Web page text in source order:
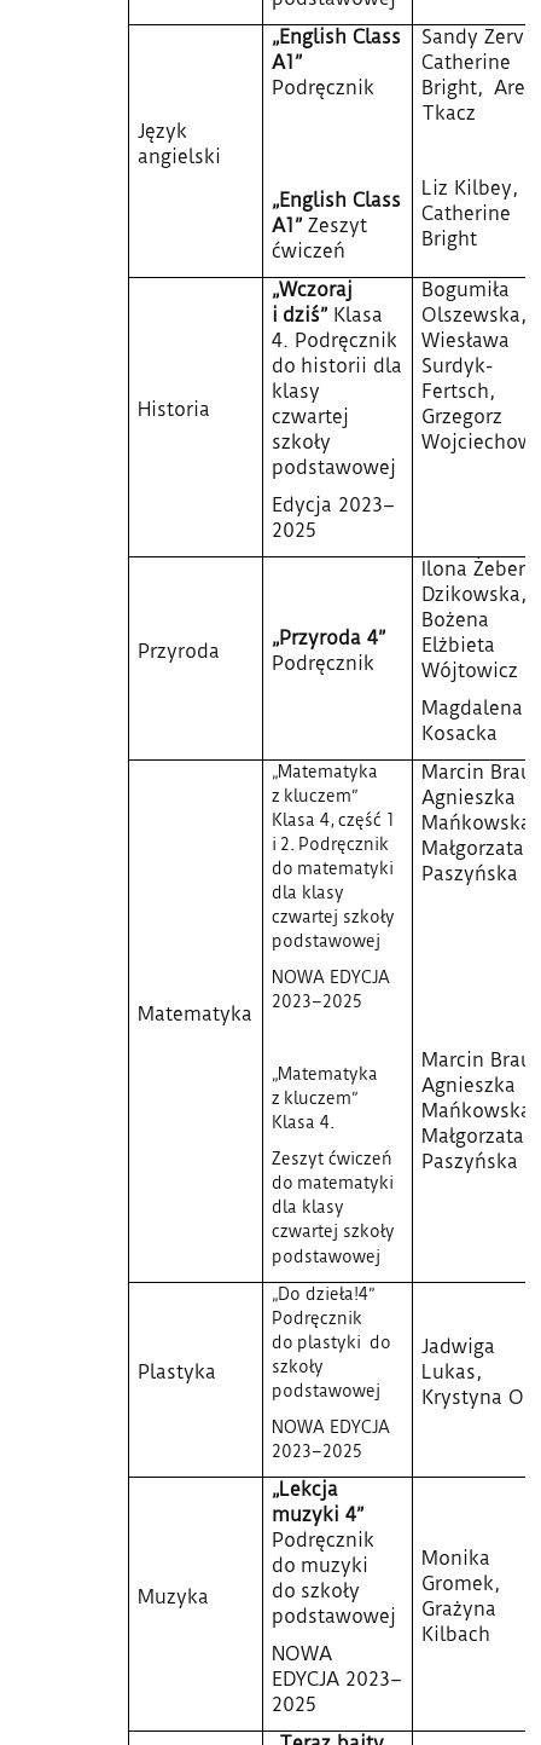
Język
angielski
„English Class
A1”
Podręcznik
„English Class
A1” Zeszyt
ćwiczeń
Sandy
Catherine
Bright, Arek
Tkacz
Liz Kilbey,
Catherine
Bright
Historia
„Wczoraj
i dziś” Klasa
4. Podręcznik
do historii dla
klasy
czwartej
szkoły
podstawowej
Edycja 2023–
2025
Bogumiła
Olszewska,
Wiesława
Surdyk-
Fertsch,
Grzegorz
Przyroda
„Przyroda 4”
Podręcznik
Ilona Żeber-
Dzikowska,
Bożena
Elżbieta
Wójtowicz
Magdalena
Kosacka
Matematyka
„Matematyka
z kluczem”
Klasa 4, część 1
i 2. Podręcznik
do matematyki
dla klasy
czwartej szkoły
podstawowej
NOWA EDYCJA
2023–2025
„Matematyka
z kluczem”
Klasa 4.
Zeszyt ćwiczeń
do matematyki
dla klasy
czwartej szkoły
podstawowej
Marcin
Agnieszka
Mańkowska,
Małgorzata
Paszyńska
Marcin
Agnieszka
Mańkowska,
Małgorzata
Paszyńska
Plastyka
„Do dzieła!4”
Podręcznik
do plastyki do
szkoły
podstawowej
NOWA EDYCJA
2023–2025
Jadwiga
Lukas,
Krystyna
Muzyka
„Lekcja
muzyki 4”
Podręcznik
do muzyki
do szkoły
podstawowej
NOWA
EDYCJA 2023–
2025
Monika
Gromek,
Grażyna
Kilbach